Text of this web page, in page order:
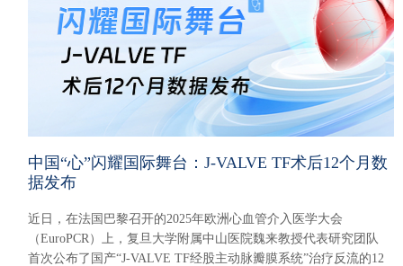
中国“心”闪耀国际舞台：J-VALVE TF术后12个月数
据发布
近日，在法国巴黎召开的2025年欧洲心血管介入医学大会
（EuroPCR）上，复旦大学附属中山医院魏来教授代表研究团队
首次公布了国产“J-VALVE TF经股主动脉瓣膜系统”治疗反流的12